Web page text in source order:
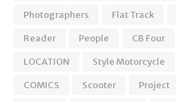
Photographers
Flat Track
Reader
People CB Four
LOCATION
Style Motorcycle
COMICS
Scooter Project